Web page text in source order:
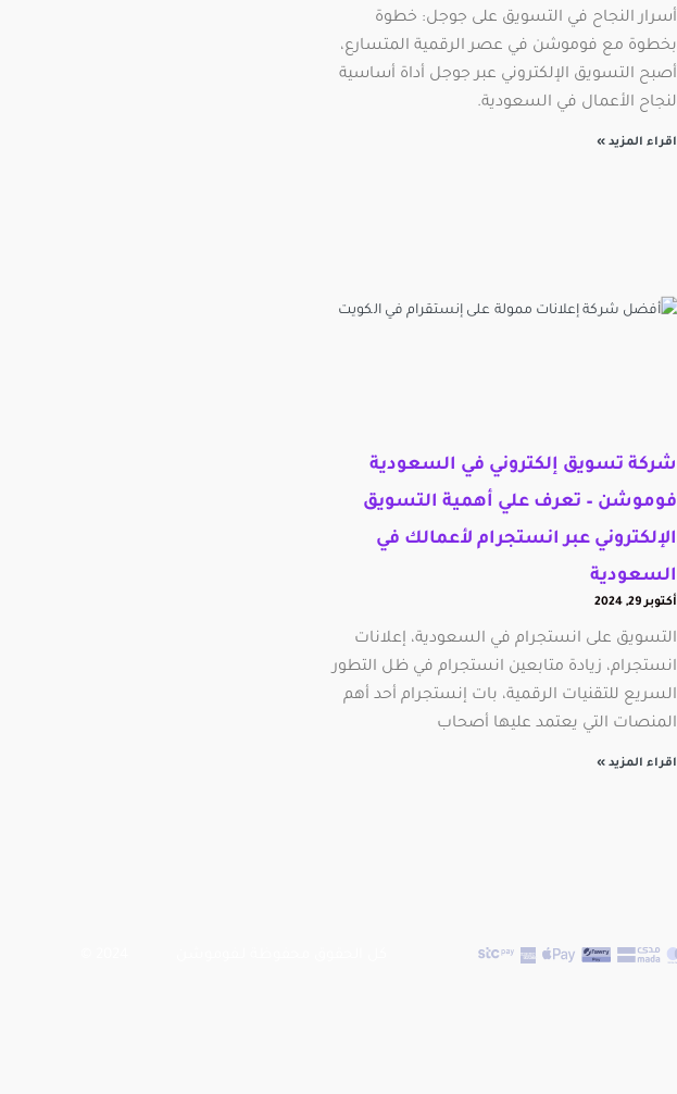
أسرار النجاح في التسويق على جوجل: خطوة
بخطوة مع فوموشن في عصر الرقمية المتسارع،
أصبح التسويق الإلكتروني عبر جوجل أداة أساسية
لنجاح الأعمال في السعودية.
اقراء المزيد »
شركة تسويق إلكتروني في السعودية
فوموشن – تعرف علي أهمية التسويق
الإلكتروني عبر انستجرام لأعمالك في
السعودية
أكتوبر 29, 2024
التسويق على انستجرام في السعودية، إعلانات
انستجرام، زيادة متابعين انستجرام في ظل التطور
السريع للتقنيات الرقمية، بات إنستجرام أحد أهم
المنصات التي يعتمد عليها أصحاب
اقراء المزيد »